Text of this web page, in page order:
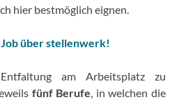
hier bestmöglich eignen.
über stellenwerk!
am Arbeitsplatz zu
fünf Berufe , in welchen die